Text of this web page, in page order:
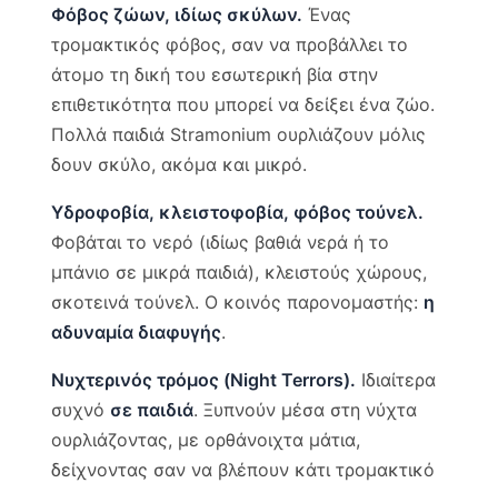
Φόβος ζώων, ιδίως σκύλων. Ένας
τρομακτικός φόβος, σαν να προβάλλει το
άτομο τη δική του εσωτερική βία στην
επιθετικότητα που μπορεί να δείξει ένα ζώο.
Πολλά παιδιά Stramonium ουρλιάζουν μόλις
δουν σκύλο, ακόμα και μικρό.
Υδροφοβία, κλειστοφοβία, φόβος τούνελ.
Φοβάται το νερό (ιδίως βαθιά νερά ή το
μπάνιο σε μικρά παιδιά), κλειστούς χώρους,
σκοτεινά τούνελ. Ο κοινός παρονομαστής: η
αδυναμία διαφυγής.
Νυχτερινός τρόμος (Night Terrors). Ιδιαίτερα
συχνό σε παιδιά. Ξυπνούν μέσα στη νύχτα
ουρλιάζοντας, με ορθάνοιχτα μάτια,
δείχνοντας σαν να βλέπουν κάτι τρομακτικό